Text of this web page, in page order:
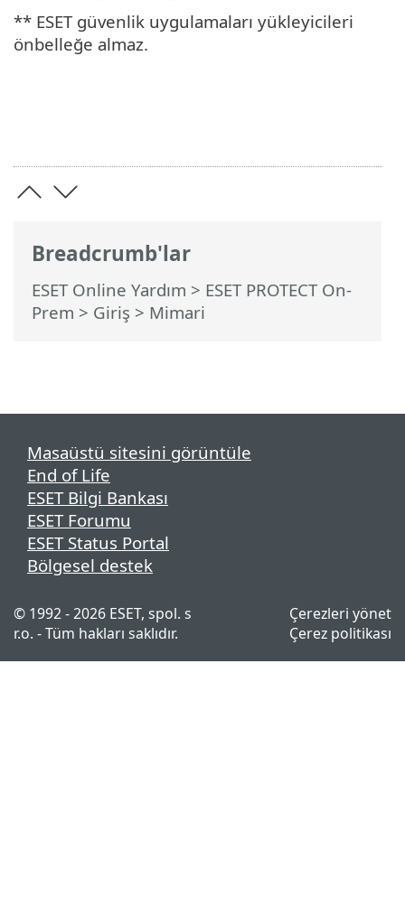
Breadcrumb'lar
ESET Online Yardım > ESET PROTECT On-
Prem > Giriş > Mimari
** ESET güvenlik uygulamaları yükleyicileri
önbelleğe almaz.
Masaüstü sitesini görüntüle
End of Life
ESET Bilgi Bankası
ESET Forumu
ESET Status Portal
Bölgesel destek
© 1992 - 2026 ESET, spol. s
r.o. - Tüm hakları saklıdır.
Çerezleri yönet
Çerez politikası